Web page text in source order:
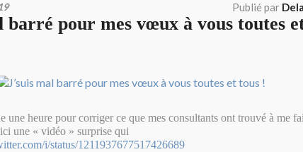
Publié par
barré pour mes vœux à vous toutes
une heure pour corriger ce que mes consultants ont trouvé à me
une « vidéo » surprise qui
i/status/1211937677517426689